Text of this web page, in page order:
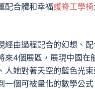
配合體和幸福護脊工學椅
由過程配合的幻想、配
來4個展區，展現中國在
人她對著天空的藍色光
一個可被量化的數學公